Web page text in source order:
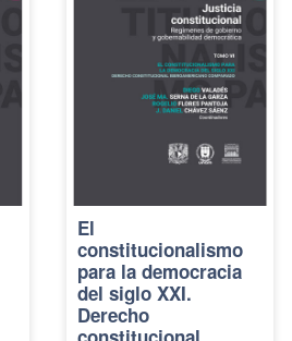
El
constitucionalismo
para la democracia
del siglo XXI.
Derecho